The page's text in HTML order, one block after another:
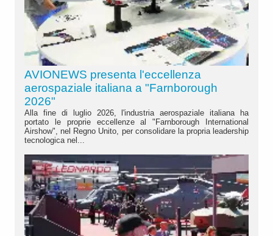
AVIONEWS presenta l'eccellenza
aerospaziale italiana a "Farnborough
2026"
Alla fine di luglio 2026, l'industria aerospaziale italiana ha
portato le proprie eccellenze al "Farnborough International
Airshow", nel Regno Unito, per consolidare la propria leadership
tecnologica nel...